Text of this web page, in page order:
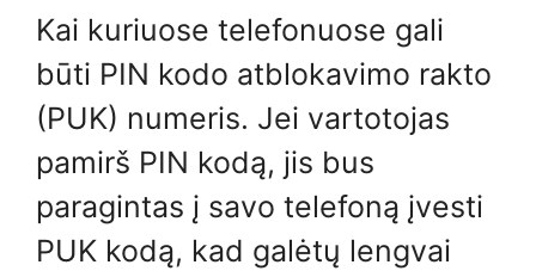
Kai kuriuose telefonuose gali
būti PIN kodo atblokavimo rakto
(PUK) numeris. Jei vartotojas
pamirš PIN kodą, jis bus
paragintas į savo telefoną įvesti
PUK kodą, kad galėtų lengvai